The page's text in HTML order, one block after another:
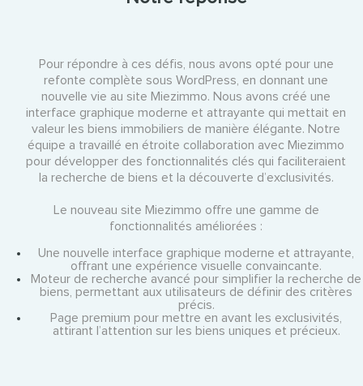
Pour répondre à ces défis, nous avons opté pour une
refonte complète sous WordPress, en donnant une
nouvelle vie au site Miezimmo. Nous avons créé une
interface graphique moderne et attrayante qui mettait en
valeur les biens immobiliers de manière élégante. Notre
équipe a travaillé en étroite collaboration avec Miezimmo
pour développer des fonctionnalités clés qui faciliteraient
la recherche de biens et la découverte d’exclusivités.
Le nouveau site Miezimmo offre une gamme de
fonctionnalités améliorées :
Une nouvelle interface graphique moderne et attrayante,
offrant une expérience visuelle convaincante.
Moteur de recherche avancé pour simplifier la recherche de
biens, permettant aux utilisateurs de définir des critères
précis.
Page premium pour mettre en avant les exclusivités,
attirant l’attention sur les biens uniques et précieux.